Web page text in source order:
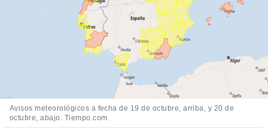
publicidad
Avisos meteorológicos a fecha de 19 de octubre, arriba, y 20 de
octubre, abajo. Tiempo.com